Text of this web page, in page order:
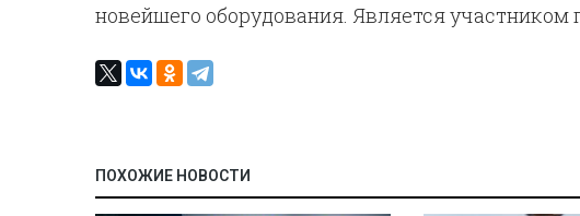
новейшего оборудования. Является участником
ПОХОЖИЕ НОВОСТИ